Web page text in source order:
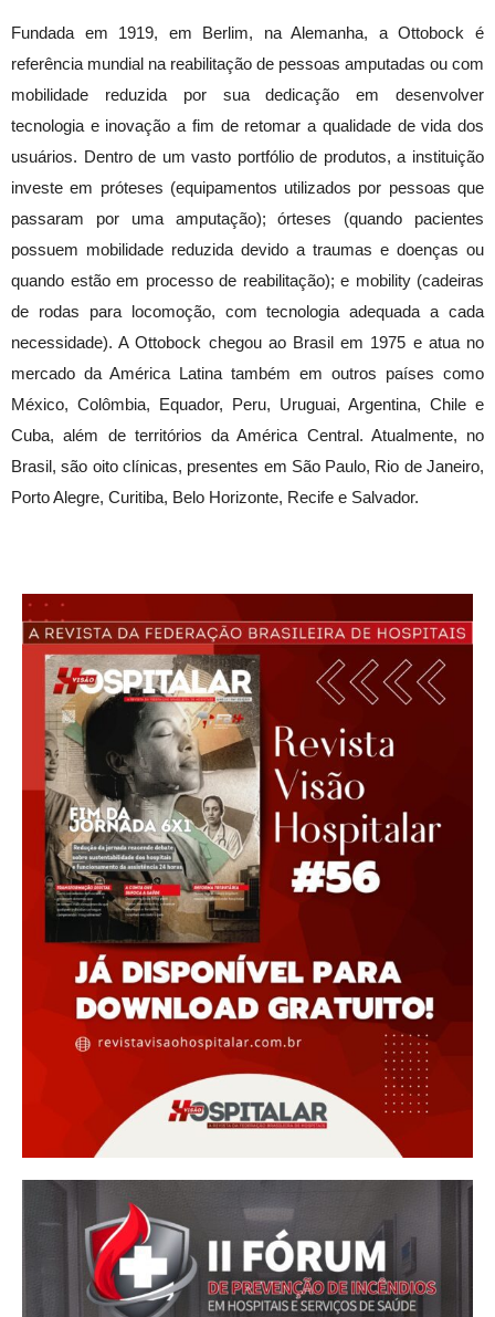
Fundada em 1919, em Berlim, na Alemanha, a Ottobock é
referência mundial na reabilitação de pessoas amputadas ou com
mobilidade reduzida por sua dedicação em desenvolver
tecnologia e inovação a fim de retomar a qualidade de vida dos
usuários. Dentro de um vasto portfólio de produtos, a instituição
investe em próteses (equipamentos utilizados por pessoas que
passaram por uma amputação); órteses (quando pacientes
possuem mobilidade reduzida devido a traumas e doenças ou
quando estão em processo de reabilitação); e mobility (cadeiras
de rodas para locomoção, com tecnologia adequada a cada
necessidade). A Ottobock chegou ao Brasil em 1975 e atua no
mercado da América Latina também em outros países como
México, Colômbia, Equador, Peru, Uruguai, Argentina, Chile e
Cuba, além de territórios da América Central. Atualmente, no
Brasil, são oito clínicas, presentes em São Paulo, Rio de Janeiro,
Porto Alegre, Curitiba, Belo Horizonte, Recife e Salvador.